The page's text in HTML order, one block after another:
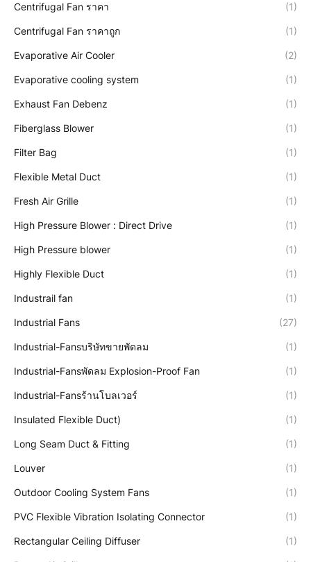
Centrifugal Fan ราคา (1)
Centrifugal Fan ราคาถูก (1)
Evaporative Air Cooler (2)
Evaporative cooling system (1)
Exhaust Fan Debenz (1)
Fiberglass Blower (1)
Filter Bag (1)
Flexible Metal Duct (1)
Fresh Air Grille (1)
High Pressure Blower : Direct Drive (1)
High Pressure blower (1)
Highly Flexible Duct (1)
Industrail fan (1)
Industrial Fans (27)
Industrial-Fansบริษัทขายพัดลม (1)
Industrial-Fansพัดลม Explosion-Proof Fan (1)
Industrial-Fansร้านโบลเวอร์ (1)
Insulated Flexible Duct) (1)
Long Seam Duct & Fitting (1)
Louver (1)
Outdoor Cooling System Fans (1)
PVC Flexible Vibration Isolating Connector (1)
Rectangular Ceiling Diffuser (1)